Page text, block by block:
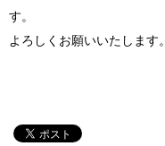
す。
よろしくお願いいたします。